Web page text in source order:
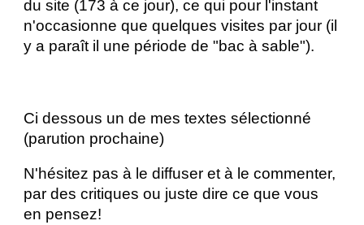
du site (173 à ce jour), ce qui pour l'instant
n'occasionne que quelques visites par jour (il
y a paraît il une période de "bac à sable").
Ci dessous un de mes textes sélectionné
(parution prochaine)
N'hésitez pas à le diffuser et à le commenter,
par des critiques ou juste dire ce que vous
en pensez!